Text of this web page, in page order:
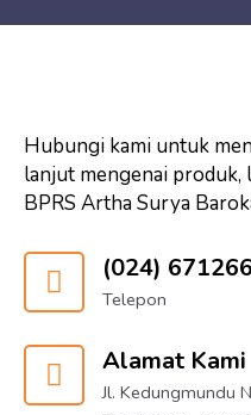
Hubungi kami untuk
lanjut mengenai produk,
BPRS Artha Surya
(024)
Telepon
Alamat Kami
Jl. Kedungmundu